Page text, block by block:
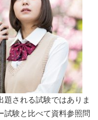
題される試験ではありま
試験と比べて資料参照問